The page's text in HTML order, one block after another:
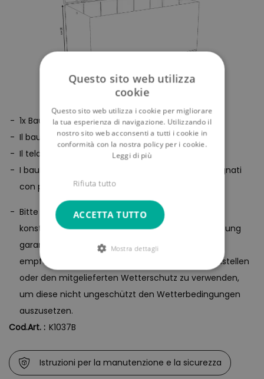
1x Baule in polirattan
Il baule viene consegnato smontato
Il telo di protezione è incluso
I bauli della linea Corlicante" non verranno consegnati
con pistoncini idraulici."
Bitte beachten Sie, dass unsere Auflagenbox
konstruktionsbedingt keine 100%ige Wasserabweisung
garantieren kann. Die Box ist spritzwasserfest. Wir
empfehlen die Box in jedem Fall überdacht aufzustellen
oder den mitgelieferten Wetterschutz zu verwenden,
um diese nicht ungeschützt den Wetterbedingungen
auszusetzen.
Cod.Art. : K1037B
Istruzioni per la manutenzione e la sicurezza
Questo sito web utilizza
cookie
Questo sito web utilizza i cookie per migliorare
la tua esperienza di navigazione. Utilizzando il
nostro sito web acconsenti a tutti i cookie in
conformità con la nostra policy per i cookie.
Leggi di più
ACCETTA TUTTO
Rifiuta tutto
Mostra dettagli